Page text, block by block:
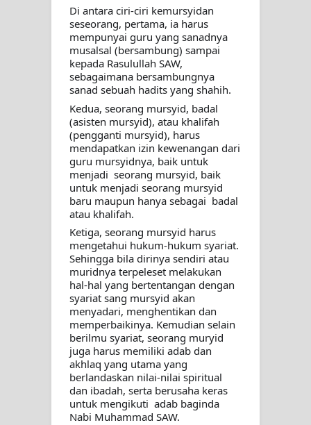
Di antara ciri-ciri kemursyidan
seseorang, pertama, ia harus
mempunyai guru yang sanadnya
musalsal (bersambung) sampai
kepada Rasulullah SAW,
sebagaimana bersambungnya
sanad sebuah hadits yang shahih.
Kedua, seorang mursyid, badal
(asisten mursyid), atau khalifah
(pengganti mursyid), harus
mendapatkan izin kewenangan dari
guru mursyidnya, baik untuk
menjadi  seorang mursyid, baik
untuk menjadi seorang mursyid
baru maupun hanya sebagai  badal
atau khalifah.
Ketiga, seorang mursyid harus
mengetahui hukum-hukum syariat.
Sehingga bila dirinya sendiri atau
muridnya terpeleset melakukan
hal-hal yang bertentangan dengan
syariat sang mursyid akan
menyadari, menghentikan dan
memperbaikinya. Kemudian selain
berilmu syariat, seorang muryid
juga harus memiliki adab dan
akhlaq yang utama yang
berlandaskan nilai-nilai spiritual
dan ibadah, serta berusaha keras
untuk mengikuti  adab baginda
Nabi Muhammad SAW.